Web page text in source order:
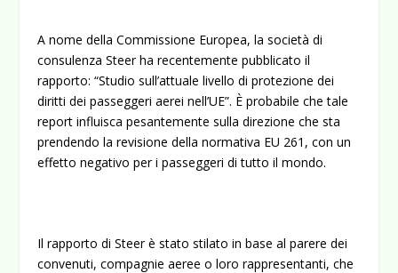
A nome della Commissione Europea, la società di
consulenza Steer ha recentemente pubblicato il
rapporto: “Studio sull’attuale livello di protezione dei
diritti dei passeggeri aerei nell’UE”. È probabile che tale
report influisca pesantemente sulla direzione che sta
prendendo la revisione della normativa EU 261, con un
effetto negativo per i passeggeri di tutto il mondo.
Il rapporto di Steer è stato stilato in base al parere dei
convenuti, compagnie aeree o loro rappresentanti, che